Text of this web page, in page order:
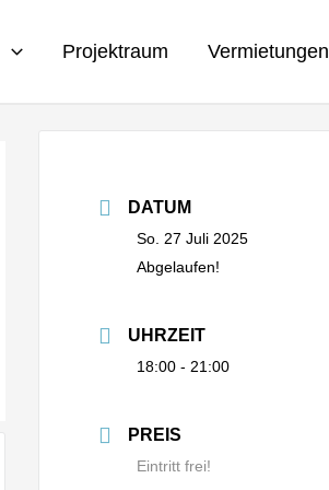
Projektraum Vermietungen
DATUM
So. 27 Juli 2025
Abgelaufen!
UHRZEIT
18:00 - 21:00
PREIS
Eintritt frei!